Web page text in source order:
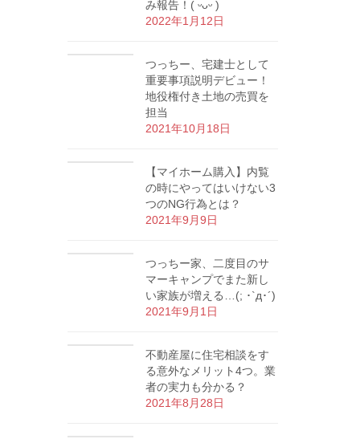
み報告！( ᵕᴗᵕ )
2022年1月12日
つっちー、宅建士として
重要事項説明デビュー！
地役権付き土地の売買を
担当
2021年10月18日
【マイホーム購入】内覧
の時にやってはいけない3
つのNG行為とは？
2021年9月9日
つっちー家、二度目のサ
マーキャンプでまた新し
い家族が増える…(; ･`д･´)
2021年9月1日
不動産屋に住宅相談をす
る意外なメリット4つ。業
者の実力も分かる？
2021年8月28日